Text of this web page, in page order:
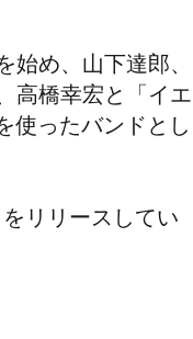
始め、山下達郎、
高橋幸宏と「イエ
使ったバンドとし
リリースしてい